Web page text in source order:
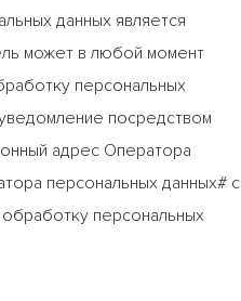
данных является
может в любой момент
персональных
посредством
адрес Оператора
персональных данных# с
персональных